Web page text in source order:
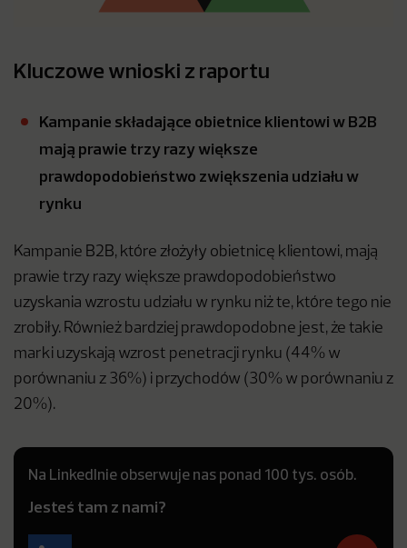
Kluczowe wnioski z raportu
Kampanie składające obietnice klientowi w B2B
mają prawie trzy razy większe
prawdopodobieństwo zwiększenia udziału w
rynku
Kampanie B2B, które złożyły obietnicę klientowi, mają
prawie trzy razy większe prawdopodobieństwo
uzyskania wzrostu udziału w rynku niż te, które tego nie
zrobiły. Również bardziej prawdopodobne jest, że takie
marki uzyskają wzrost penetracji rynku (44% w
porównaniu z 36%) i przychodów (30% w porównaniu z
20%).
Na LinkedInie obserwuje nas ponad 100 tys. osób.
Jesteś tam z nami?